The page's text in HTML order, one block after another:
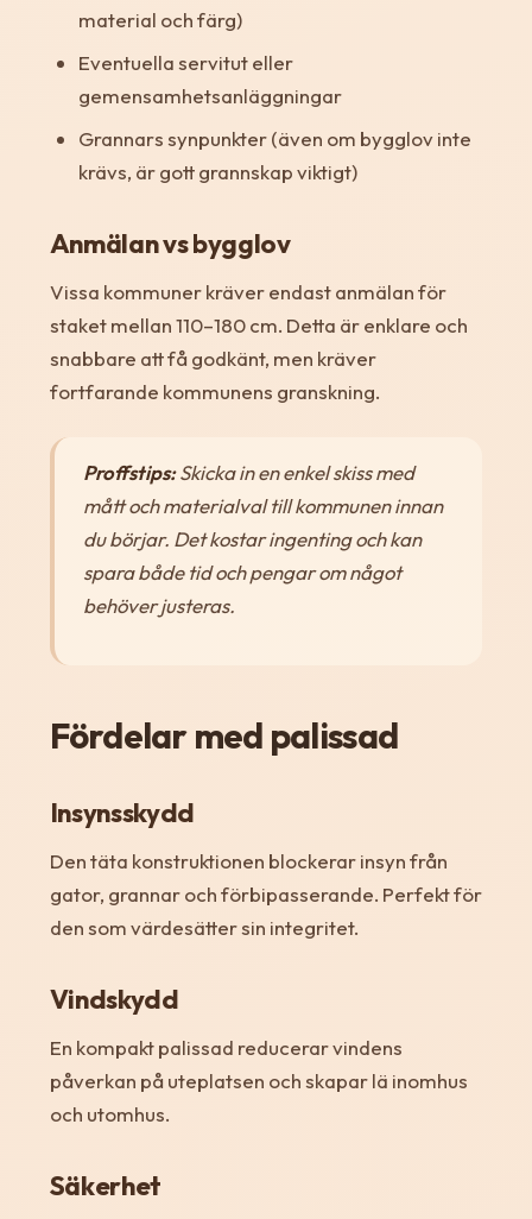
material och färg)
Eventuella servitut eller
gemensamhetsanläggningar
Grannars synpunkter (även om bygglov inte
krävs, är gott grannskap viktigt)
Anmälan vs bygglov
Vissa kommuner kräver endast anmälan för
staket mellan 110–180 cm. Detta är enklare och
snabbare att få godkänt, men kräver
fortfarande kommunens granskning.
Proffstips:Skicka in en enkel skiss med
mått och materialval till kommunen innan
du börjar. Det kostar ingenting och kan
spara både tid och pengar om något
behöver justeras.
Fördelar med palissad
Insynsskydd
Den täta konstruktionen blockerar insyn från
gator, grannar och förbipasserande. Perfekt för
den som värdesätter sin integritet.
Vindskydd
En kompakt palissad reducerar vindens
påverkan på uteplatsen och skapar lä inomhus
och utomhus.
Säkerhet